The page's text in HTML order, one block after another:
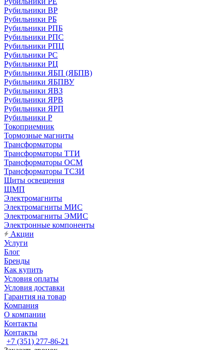
Рубильники ВР
Рубильники РБ
Рубильники РПБ
Рубильники РПС
Рубильники РПЦ
Рубильники РС
Рубильники РЦ
Рубильники ЯБП (ЯБПВ)
Рубильники ЯБПВУ
Рубильники ЯВЗ
Рубильники ЯРВ
Рубильники ЯРП
Рубильники Р
Токоприемник
Тормозные магниты
Трансформаторы
Трансформаторы ТТИ
Трансформаторы ОСМ
Трансформаторы ТСЗИ
Щиты освещения
ЩМП
Электромагниты
Электромагниты МИС
Электромагниты ЭМИС
Электронные компоненты
Акции
Услуги
Блог
Бренды
Как купить
Условия оплаты
Условия доставки
Гарантия на товар
Компания
О компании
Контакты
Контакты
+7 (351) 277-86-21